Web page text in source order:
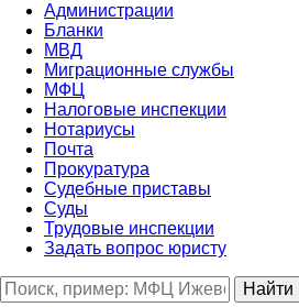
Администрации
Бланки
МВД
Миграционные службы
МФЦ
Налоговые инспекции
Нотариусы
Почта
Прокуратура
Судебные приставы
Суды
Трудовые инспекции
Задать вопрос юристу